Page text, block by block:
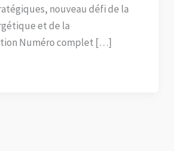
nouveau défi de la
et de la
Numéro complet […]